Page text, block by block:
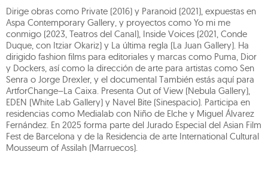
Dirige obras como Private (2016) y Paranoid (2021), expuestas en
Aspa Contemporary Gallery, y proyectos como Yo mi me
conmigo (2023, Teatros del Canal), Inside Voices (2021, Conde
Duque, con Itziar Okariz) y La última regla (La Juan Gallery). Ha
dirigido fashion films para editoriales y marcas como Puma, Dior
y Dockers, así como la dirección de arte para artistas como Sen
Senra o Jorge Drexler, y el documental También estás aquí para
ArtforChange–La Caixa. Presenta Out of View (Nebula Gallery),
EDEN (White Lab Gallery) y Navel Bite (Sinespacio). Participa en
residencias como Medialab con Niño de Elche y Miguel Álvarez
Fernández. En 2025 forma parte del Jurado Especial del Asian Film
Fest de Barcelona y de la Residencia de arte International Cultural
Mousseum of Assilah (Marruecos).